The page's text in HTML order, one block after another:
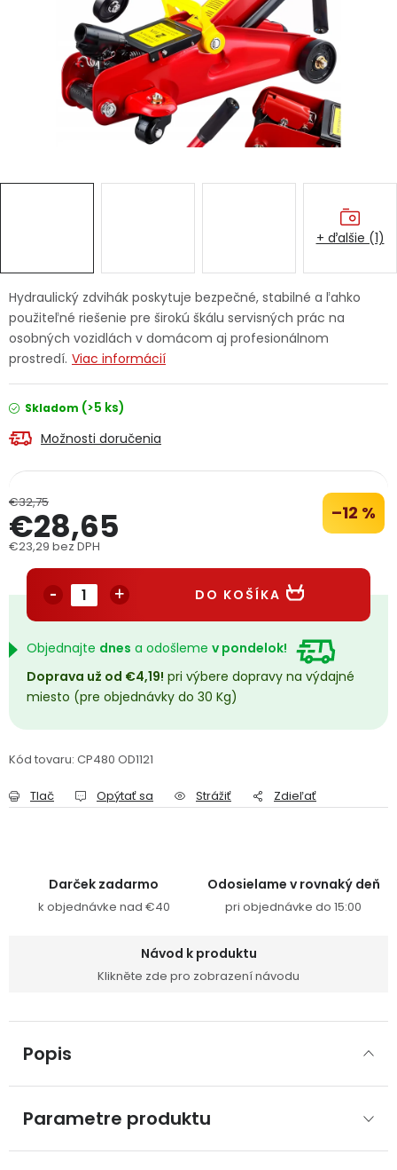
Ochranné pracovné pomôcky
Vianoce
Fotovoltaika
Servis náradia Hodnotenie obchodu
Doprava a platba Váš zákaznícky účet
Kontakty
Reklamačný formulár Odstúpenie v lehote 14 dní
Obchodné podmienky Reklamačný poriadok
Přihlášení Registrace
Hydraulický zdvihák poskytuje bezpečné, stabilné a ľahko
použiteľné riešenie pre širokú škálu servisných prác na
osobných vozidlách v domácom aj profesionálnom
prostredí. Viac informácií
Skladom (>5 ks)
Možnosti doručenia
€32,75 –12 %
€28,65
€23,29 bez DPH
DO KOŠÍKA
Objednajte dnes a odošleme v pondelok!
Doprava už od €4,19! pri výbere dopravy na výdajné
miesto (pre objednávky do 30 Kg)
Kód tovaru: CP480 OD1121
Tlač Opýtať sa Strážiť Zdieľať
+ ďalšie (1)
Darček zadarmo
k objednávke nad €40
Odosielame v rovnaký deň
pri objednávke do 15:00
Návod k produktu
Klikněte zde pro zobrazení návodu
Popis
Parametre produktu